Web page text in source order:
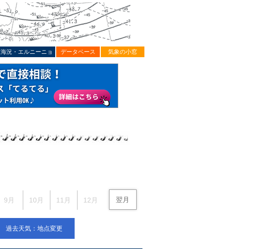
海況・エルニーニョ データベース 気象の小窓
9月 10月 11月 12月 翌月
過去天気：地点変更